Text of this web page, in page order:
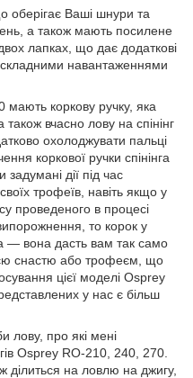
оберігає Ваші шнури та
а також мають посилене
лапках, що дає додаткові
складними навантаженнями
мають коркову ручку, яка
вчасно лову на спінінг
охолоджувати пальці
коркової ручки спінінга
дії під час
трофеїв, навіть якщо у
проведеного в процесі
то корок у
— вона дасть вам так само
снастю або трофеєм, що
цієї моделі Osprey
у нас є більш
лову, про які мені
Osprey RO-210, 240, 270.
ділиться на ловлю на джигу,